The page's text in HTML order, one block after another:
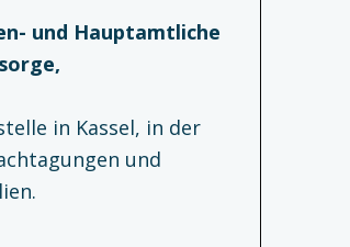
und Hauptamtliche
in Kassel, in der
und